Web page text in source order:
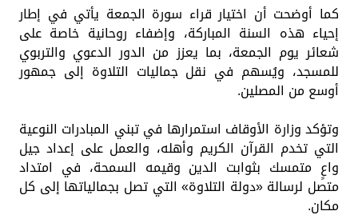
كما أوضحت أن اختيار قراء سورة الجمعة يأتي في إطار
إحياء هذه السنة المباركة، وإضفاء روحانية خاصة على
شعائر يوم الجمعة، بما يعزز من الدور الدعوي والتربوي
للمسجد، ويُسهم في نقل جماليات التلاوة إلى جمهور
أوسع من المصلين.
وتؤكد وزارة الأوقاف استمرارها في تبني المبادرات النوعية
التي تخدم القرآن الكريم وأهله، والعمل على إعداد جيل
واعٍ متمسك بثوابت الدين وقيمه السمحة، في امتداد
متصل لرسالة «دولة التلاوة» التي تصل بجمالياتها إلى كل
مكان.